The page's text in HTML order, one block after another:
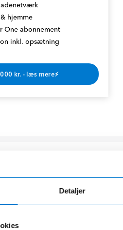
Detaljer
hjemme
One abonnement
inkl. opsætning
kr. - læs mere⚡
PLUS
kr/år
for Renault ejere